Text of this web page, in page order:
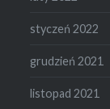
styczeń 2022
grudzień 2021
listopad 2021